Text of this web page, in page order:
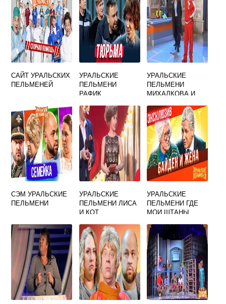
САЙТ УРАЛЬСКИХ
ПЕЛЬМЕНЕЙ
УРАЛЬСКИЕ
ПЕЛЬМЕНИ
РАФИК
УРАЛЬСКИЕ
ПЕЛЬМЕНИ
МИХАЛКОВА И
МАГАЗИНЕ
СЭМ УРАЛЬСКИЕ
ПЕЛЬМЕНИ
УРАЛЬСКИЕ
ПЕЛЬМЕНИ ЛИСА
И КОТ
УРАЛЬСКИЕ
ПЕЛЬМЕНИ ГДЕ
МОИ ШТАНЫ